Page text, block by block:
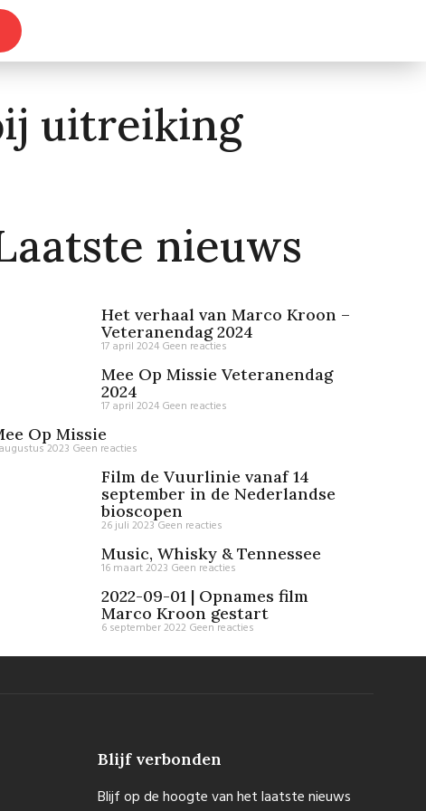
uitreiking
nieuws
Het verhaal van Marco Kroon –
Veteranendag 2024
17 april 2024 Geen reacties
Mee Op Missie Veteranendag
2024
17 april 2024 Geen reacties
Op Missie
2023 Geen reacties
Film de Vuurlinie vanaf 14
september in de Nederlandse
bioscopen
26 juli 2023Geen reacties
Music, Whisky & Tennessee
16 maart 2023 Geen reacties
2022-09-01 | Opnames film
Marco Kroon gestart
6 september 2022 Geen reacties
Blijf verbonden
Blijf op de hoogte van het laatste nieuws